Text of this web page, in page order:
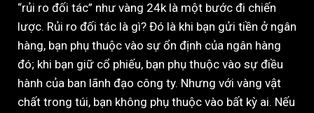
“rủi ro đối tác” như vàng 24k là một bước đi chiến
lược. Rủi ro đối tác là gì? Đó là khi bạn gửi tiền ở ngân
hàng, bạn phụ thuộc vào sự ổn định của ngân hàng
đó; khi bạn giữ cổ phiếu, bạn phụ thuộc vào sự điều
hành của ban lãnh đạo công ty. Nhưng với vàng vật
chất trong túi, bạn không phụ thuộc vào bất kỳ ai. Nếu